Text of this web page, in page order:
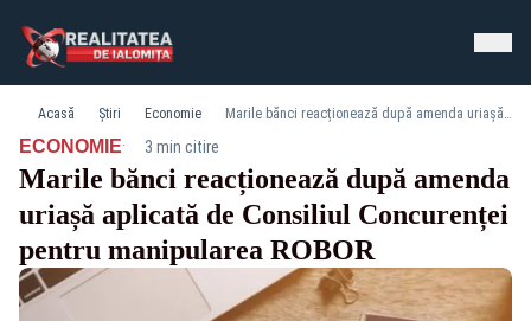
Acasă Știri Economie Marile bănci reacționează după amenda uriașă aplicată de Consiliul Concurenței pentru manipularea ROBOR
ECONOMIE· 3 min citire
Marile bănci reacționează după amenda
uriașă aplicată de Consiliul Concurenței
pentru manipularea ROBOR